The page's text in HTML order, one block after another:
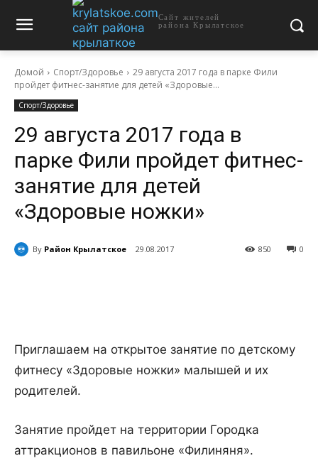
Сайт жителей
района Крылатское
Домой Спорт/Здоровье
29 августа 2017 года в парке Фили
пройдет фитнес-занятие для детей «Здоровые...
Спорт/Здоровье
29 августа 2017 года в
парке Фили пройдет фитнес-
занятие для детей
«Здоровые ножки»
By Район Крылатское 29.08.2017 0
850
Приглашаем на открытое занятие по детскому
фитнесу «Здоровые ножки» малышей и их
родителей.
Занятие пройдет на территории Городка
аттракционов в павильоне «Филиняня».